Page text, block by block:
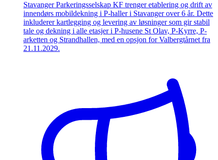
Stavanger Parkeringsselskap KF trenger etablering og drift av
innendørs mobildekning i P-haller i Stavanger over 6 år. Dette
inkluderer kartlegging og levering av løsninger som gir stabil
tale og dekning i alle etasjer i P-husene St Olav, P-Kyrre, P-
arketten og Strandhallen, med en opsjon for Valbergtårnet fra
21.11.2029.